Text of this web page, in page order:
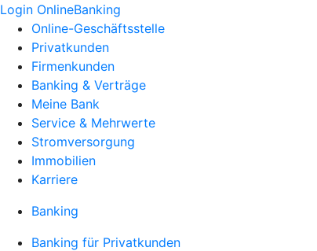
Login OnlineBanking
Online-Geschäftsstelle
Privatkunden
Firmenkunden
Banking & Verträge
Meine Bank
Service & Mehrwerte
Stromversorgung
Immobilien
Karriere
Banking
Banking für Privatkunden